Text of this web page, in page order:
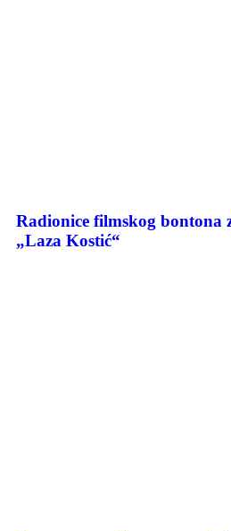
Radionice filmskog bontona
„Laza Kostić“